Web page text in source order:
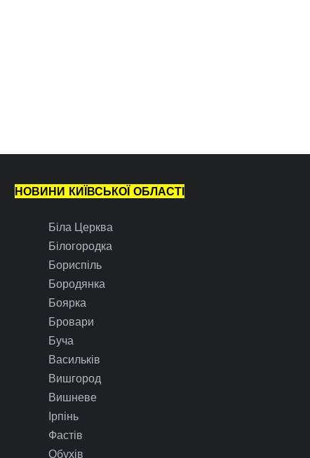
НОВИНИ КИЇВСЬКОЇ ОБЛАСТІ
Біла Церква
Білогородка
Бориспіль
Бородянка
Боярка
Бровари
Буча
Васильків
Вишгород
Вишневе
Ірпінь
Фастів
Обухів